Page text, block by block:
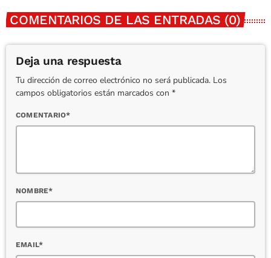
COMENTARIOS DE LAS ENTRADAS (0)
Deja una respuesta
Tu dirección de correo electrónico no será publicada. Los
campos obligatorios están marcados con *
COMENTARIO*
NOMBRE*
EMAIL*